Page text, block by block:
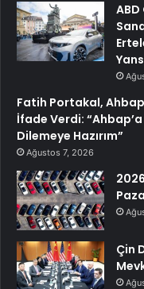
Fatih Portakal, Ahbap
İfade Verdi:
Dilemeye Hazırım”
Ağustos 7, 2026
Çin